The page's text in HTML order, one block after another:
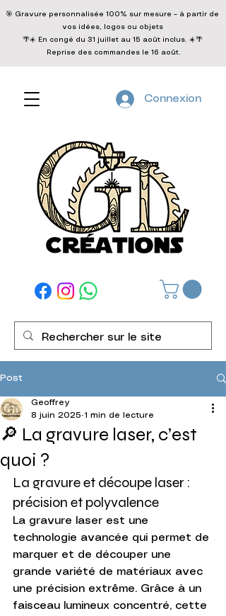
🎯 Gravure personnalisée 100% sur mesure – à partir de
vos idées, logos ou objets
🌴☀️ En congé du 31 juillet au 15 août inclus. ☀️🌴
Reprise des commandes le 16 août.
Connexion
Post
🔎 La gravure laser, c’est
quoi ?
Geoffrey
8 juin 2025 1 min de lecture
La gravure et découpe laser :
précision et polyvalence
La gravure laser est une
technologie avancée qui permet de
marquer et de découper une
grande variété de matériaux avec
une précision extrême. Grâce à un
faisceau lumineux concentré, cette